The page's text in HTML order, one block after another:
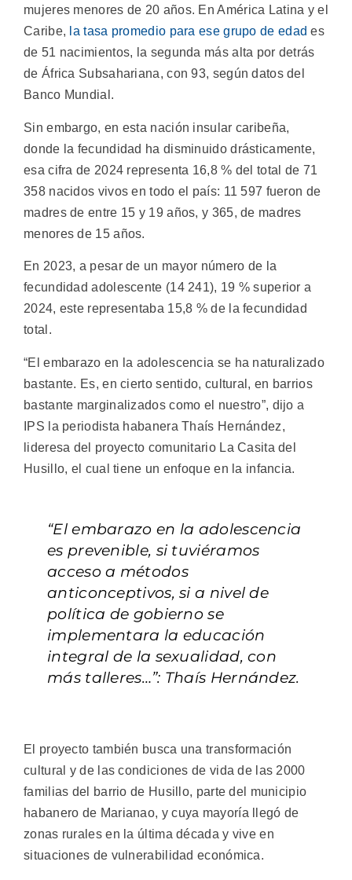
mujeres menores de 20 años. En América Latina y el
Caribe, la tasa promedio para ese grupo de edad es
de 51 nacimientos, la segunda más alta por detrás
de África Subsahariana, con 93, según datos del
Banco Mundial.
Sin embargo, en esta nación insular caribeña,
donde la fecundidad ha disminuido drásticamente,
esa cifra de 2024 representa 16,8 % del total de 71
358 nacidos vivos en todo el país: 11 597 fueron de
madres de entre 15 y 19 años, y 365, de madres
menores de 15 años.
En 2023, a pesar de un mayor número de la
fecundidad adolescente (14 241), 19 % superior a
2024, este representaba 15,8 % de la fecundidad
total.
“El embarazo en la adolescencia se ha naturalizado
bastante. Es, en cierto sentido, cultural, en barrios
bastante marginalizados como el nuestro”, dijo a
IPS la periodista habanera Thaís Hernández,
lideresa del proyecto comunitario La Casita del
Husillo, el cual tiene un enfoque en la infancia.
“El embarazo en la adolescencia
es prevenible, si tuviéramos
acceso a métodos
anticonceptivos, si a nivel de
política de gobierno se
implementara la educación
integral de la sexualidad, con
más talleres…”: Thaís Hernández.
El proyecto también busca una transformación
cultural y de las condiciones de vida de las 2000
familias del barrio de Husillo, parte del municipio
habanero de Marianao, y cuya mayoría llegó de
zonas rurales en la última década y vive en
situaciones de vulnerabilidad económica.